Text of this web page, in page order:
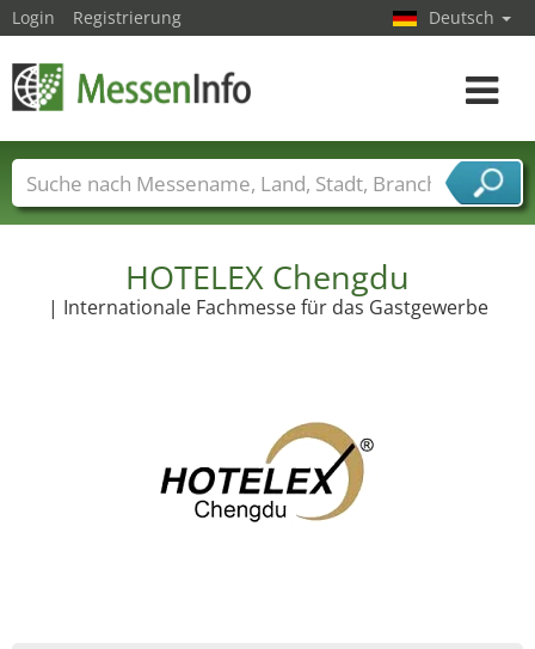
HOTELEX Chengdu
| Internationale Fachmesse für das Gastgewerbe
Login Registrierung Deutsch
Toggle
Messenamen Länder Städte
Branchen